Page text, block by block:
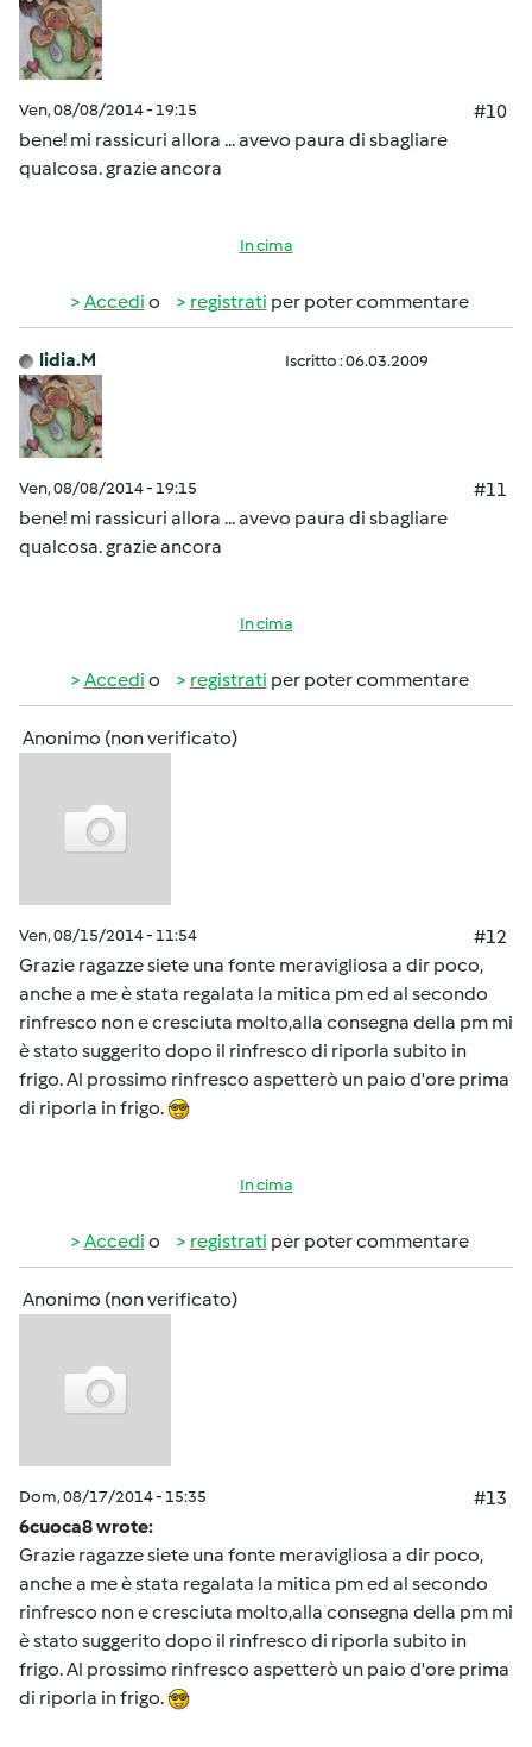
Ven, 08/08/2014 - 19:15
#10
bene! mi rassicuri allora ... avevo paura di sbagliare
qualcosa. grazie ancora
In cima
Accedi o registrati per poter commentare
lidia.M Iscritto : 06.03.2009
Ven, 08/08/2014 - 19:15
#11
bene! mi rassicuri allora ... avevo paura di sbagliare
qualcosa. grazie ancora
In cima
Accedi o registrati per poter commentare
Anonimo (non verificato)
Ven, 08/15/2014 - 11:54
#12
Grazie ragazze siete una fonte meravigliosa a dir poco,
anche a me è stata regalata la mitica pm ed al secondo
rinfresco non e cresciuta molto,alla consegna della pm mi
è stato suggerito dopo il rinfresco di riporla subito in
frigo. Al prossimo rinfresco aspetterò un paio d'ore prima
di riporla in frigo.
In cima
Accedi o registrati per poter commentare
Anonimo (non verificato)
Dom, 08/17/2014 - 15:35
#13
6cuoca8 wrote:
Grazie ragazze siete una fonte meravigliosa a dir poco,
anche a me è stata regalata la mitica pm ed al secondo
rinfresco non e cresciuta molto,alla consegna della pm mi
è stato suggerito dopo il rinfresco di riporla subito in
frigo. Al prossimo rinfresco aspetterò un paio d'ore prima
di riporla in frigo.